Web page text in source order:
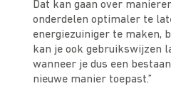
Dat kan gaan over
onderdelen optimaler te
energiezuiniger te maken,
kan je ook gebruikswijzen
wanneer je dus een
nieuwe manier toepast.”